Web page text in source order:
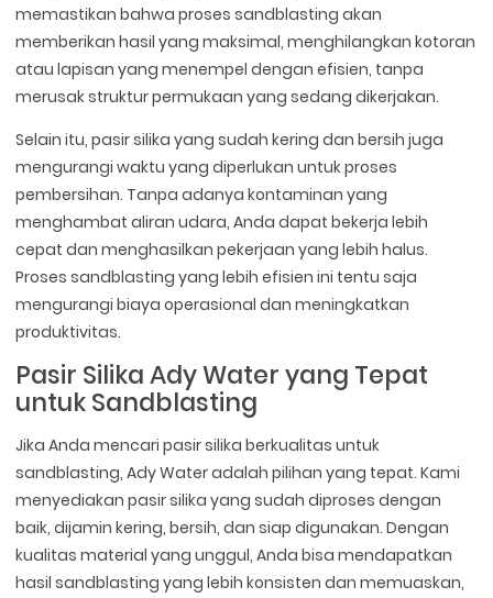
memastikan bahwa proses sandblasting akan
memberikan hasil yang maksimal, menghilangkan kotoran
atau lapisan yang menempel dengan efisien, tanpa
merusak struktur permukaan yang sedang dikerjakan.
Selain itu, pasir silika yang sudah kering dan bersih juga
mengurangi waktu yang diperlukan untuk proses
pembersihan. Tanpa adanya kontaminan yang
menghambat aliran udara, Anda dapat bekerja lebih
cepat dan menghasilkan pekerjaan yang lebih halus.
Proses sandblasting yang lebih efisien ini tentu saja
mengurangi biaya operasional dan meningkatkan
produktivitas.
Pasir Silika Ady Water yang Tepat
untuk Sandblasting
Jika Anda mencari pasir silika berkualitas untuk
sandblasting, Ady Water adalah pilihan yang tepat. Kami
menyediakan pasir silika yang sudah diproses dengan
baik, dijamin kering, bersih, dan siap digunakan. Dengan
kualitas material yang unggul, Anda bisa mendapatkan
hasil sandblasting yang lebih konsisten dan memuaskan,